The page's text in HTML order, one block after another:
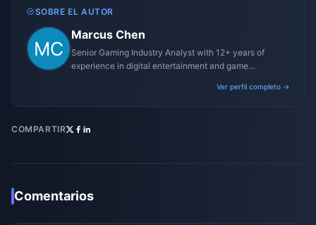
SOBRE EL AUTOR
Marcus Chen
Senior Gaming Industry Analyst with 12+ years of
experience in digital entertainment and game
Ver perfil completo →
COMPARTIR
Comentarios